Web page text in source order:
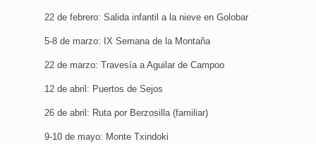
22 de febrero: Salida infantil a la nieve en Golobar
5-8 de marzo: IX Semana de la Montaña
22 de marzo: Travesía a Aguilar de Campoo
12 de abril: Puertos de Sejos
26 de abril: Ruta por Berzosilla (familiar)
9-10 de mayo: Monte Txindoki